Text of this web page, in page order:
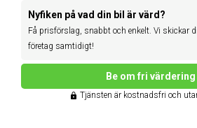
Nyfiken på vad din bil är värd?
Få prisförslag, snabbt och enkelt. Vi skickar
företag samtidigt!
Be om fri värdering
Tjänsten är kostnadsfri och